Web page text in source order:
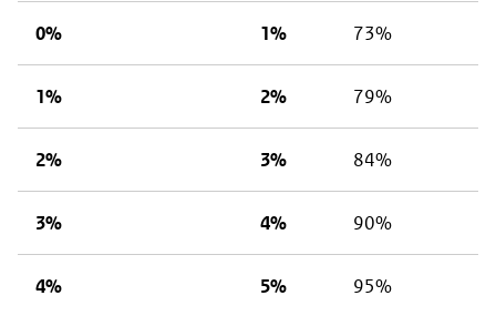
0% 1% 73%
1% 2% 79%
2% 3% 84%
3% 4% 90%
4% 5% 95%